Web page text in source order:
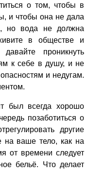
о том, чтобы в
и чтобы она не дала
но вода не должна
в обществе и
проникнуть
к себе в душу, и не
и недугам.
всегда хорошо
позаботиться о
другие
на ваше тело, как на
от времени следует
бельё. Что делает